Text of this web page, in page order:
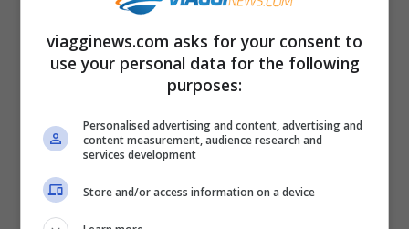
marciapiede di Copacabana poi piano
piano quelli più gravi sono stati trasportati
Gravi sono anche la
attualmente ricoverato in ospedale, in
prognosi riservata.
viagginews.com asks for your consent to
use your personal data for the following
purposes:
Personalised advertising and content, advertising and
content measurement, audience research and
services development
Store and/or access information on a device